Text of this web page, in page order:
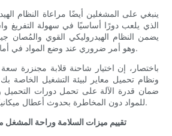
ينبغي على المشغلين أيضًا مراعاة النظام
الذي يلعب دورًا أساسيًا في سهولة التفريغ
يضمن النظام الهيدروليكي القوي والمُصان
وهو أمر ضروري عند وضع المواد في أماكن غير مستوية أو ضيقة.
ونظام تحميل معاير لبيئة التشغيل الخاصة
ضمان قدرة الآلة على تحمل دورات التحميل
للمواد دون المخاطرة بحدوث أعطال ميكانيكية أو انتكاسات تشغيلية.
تقييم ميزات السلامة وراحة